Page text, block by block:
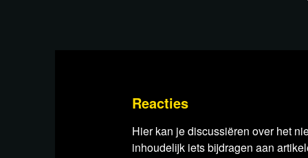
Reacties
Hier kan je discussiëren over het
inhoudelijk iets bijdragen aan